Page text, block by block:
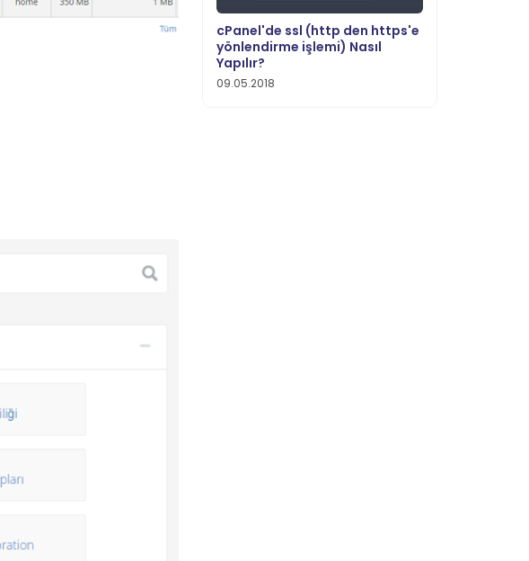
cPanel'de ssl (http den https'e
yönlendirme işlemi) Nasıl
Yapılır?
09.05.2018